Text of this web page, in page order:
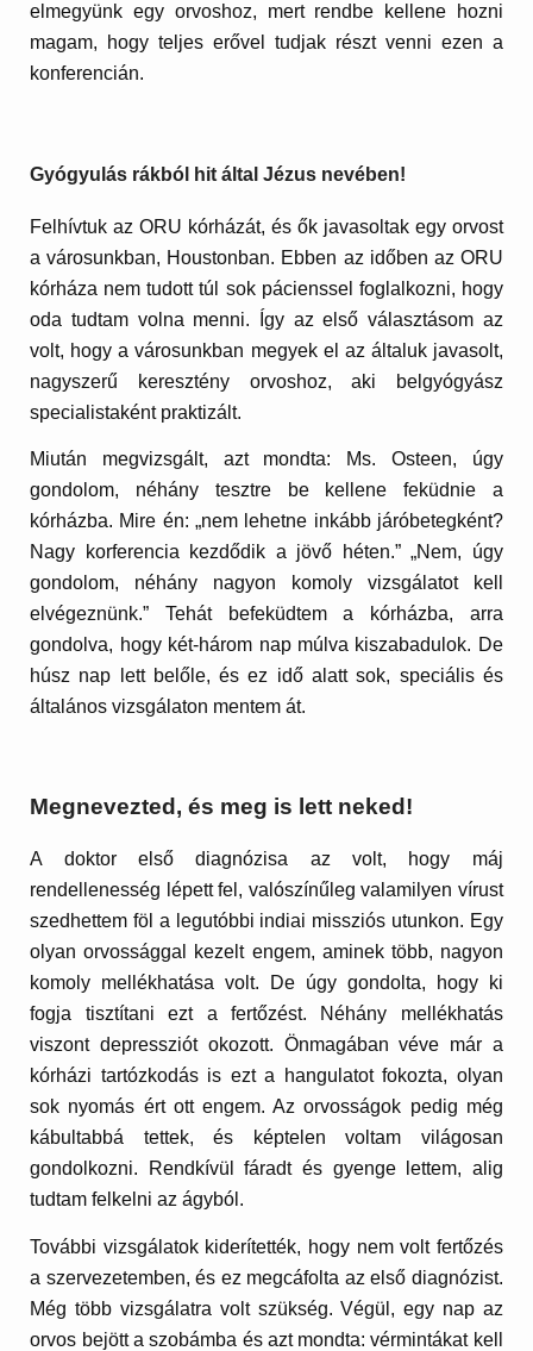
elmegyünk egy orvoshoz, mert rendbe kellene hozni
magam, hogy teljes erővel tudjak részt venni ezen a
konferencián.
Gyógyulás rákból hit által Jézus nevében!
Felhívtuk az ORU kórházát, és ők javasoltak egy orvost
a városunkban, Houstonban. Ebben az időben az ORU
kórháza nem tudott túl sok pácienssel foglalkozni, hogy
oda tudtam volna menni. Így az első választásom az
volt, hogy a városunkban megyek el az általuk javasolt,
nagyszerű keresztény orvoshoz, aki belgyógyász
specialistaként praktizált.
Miután megvizsgált, azt mondta: Ms. Osteen, úgy
gondolom, néhány tesztre be kellene feküdnie a
kórházba. Mire én: „nem lehetne inkább járóbetegként?
Nagy korferencia kezdődik a jövő héten.” „Nem, úgy
gondolom, néhány nagyon komoly vizsgálatot kell
elvégeznünk.” Tehát befeküdtem a kórházba, arra
gondolva, hogy két-három nap múlva kiszabadulok. De
húsz nap lett belőle, és ez idő alatt sok, speciális és
általános vizsgálaton mentem át.
Megnevezted, és meg is lett neked!
A doktor első diagnózisa az volt, hogy máj
rendellenesség lépett fel, valószínűleg valamilyen vírust
szedhettem föl a legutóbbi indiai missziós utunkon. Egy
olyan orvossággal kezelt engem, aminek több, nagyon
komoly mellékhatása volt. De úgy gondolta, hogy ki
fogja tisztítani ezt a fertőzést. Néhány mellékhatás
viszont depressziót okozott. Önmagában véve már a
kórházi tartózkodás is ezt a hangulatot fokozta, olyan
sok nyomás ért ott engem. Az orvosságok pedig még
kábultabbá tettek, és képtelen voltam világosan
gondolkozni. Rendkívül fáradt és gyenge lettem, alig
tudtam felkelni az ágyból.
További vizsgálatok kiderítették, hogy nem volt fertőzés
a szervezetemben, és ez megcáfolta az első diagnózist.
Még több vizsgálatra volt szükség. Végül, egy nap az
orvos bejött a szobámba és azt mondta: vérmintákat kell